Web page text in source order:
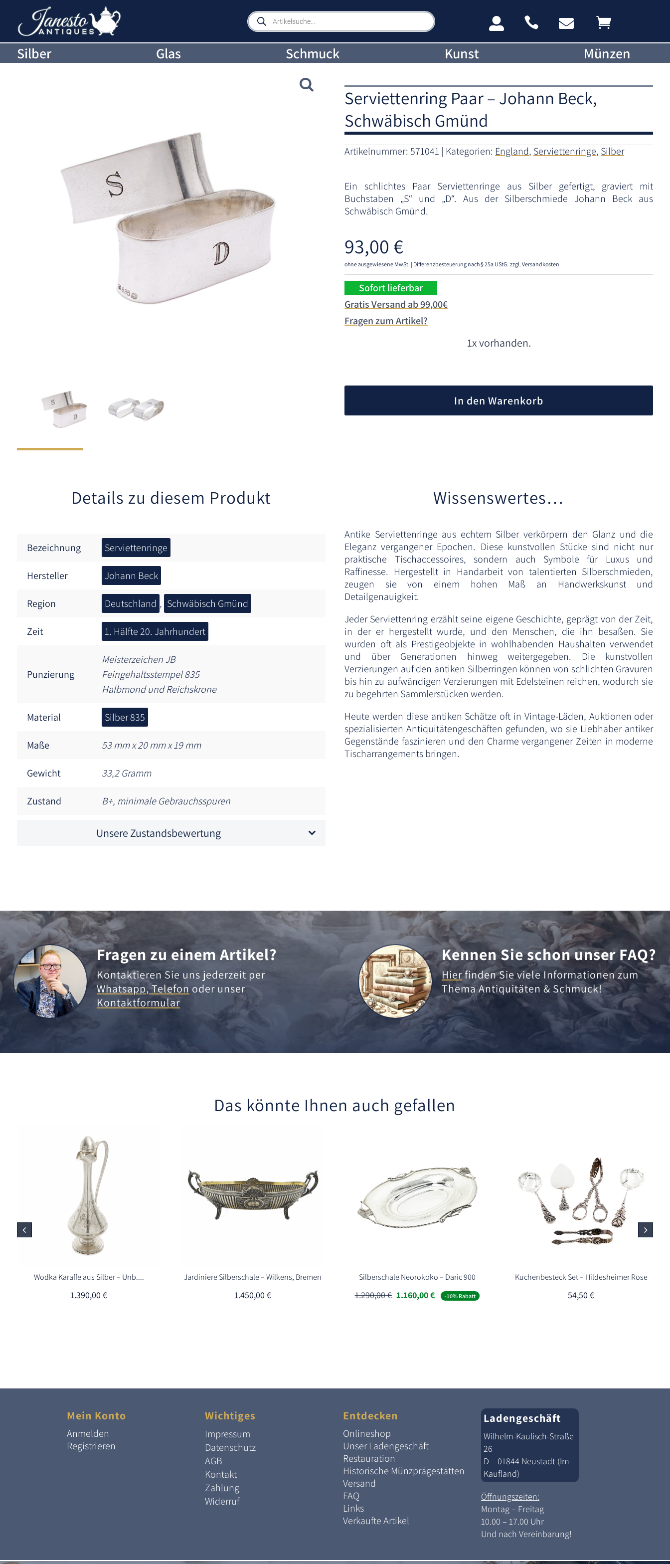
Products
search    
Silber Glas Schmuck Kunst Münzen
Serviettenring Paar – Johann Beck,
Schwäbisch Gmünd
Artikelnummer:571041 Kategorien: England, Serviettenringe, Silber
Ein schlichtes Paar Serviettenringe aus Silber gefertigt, graviert mit
Buchstaben „S“ und „D“. Aus der Silberschmiede Johann Beck aus
Schwäbisch Gmünd.
93,00 €
ohne ausgewiesene MwSt. | Differenzbesteuerung nach § 25a UStG. zzgl. Versandkosten
Sofort lieferbar
Gratis Versand ab 99,00€
Fragen zum Artikel?
1x vorhanden.
In den Warenkorb
Details zu diesem Produkt
Bezeichnung Serviettenringe
Hersteller Johann Beck
Region Deutschland , Schwäbisch Gmünd
Zeit 1. Hälfte 20. Jahrhundert
Punzierung
Meisterzeichen JB
Feingehaltsstempel 835
Halbmond und Reichskrone
Material Silber 835
Maße 53 mm x 20 mm x 19 mm
Gewicht 33,2 Gramm
Zustand B+, minimale Gebrauchsspuren
Unsere Zustandsbewertung
Wissenswertes…
Antike Serviettenringe aus echtem Silber verkörpern den Glanz und die
Eleganz vergangener Epochen. Diese kunstvollen Stücke sind nicht nur
praktische Tischaccessoires, sondern auch Symbole für Luxus und
Raffinesse. Hergestellt in Handarbeit von talentierten Silberschmieden,
zeugen sie von einem hohen Maß an Handwerkskunst und
Detailgenauigkeit.
Jeder Serviettenring erzählt seine eigene Geschichte, geprägt von der Zeit,
in der er hergestellt wurde, und den Menschen, die ihn besaßen. Sie
wurden oft als Prestigeobjekte in wohlhabenden Haushalten verwendet
und über Generationen hinweg weitergegeben. Die kunstvollen
Verzierungen auf den antiken Silberringen können von schlichten Gravuren
bis hin zu aufwändigen Verzierungen mit Edelsteinen reichen, wodurch sie
zu begehrten Sammlerstücken werden.
Heute werden diese antiken Schätze oft in Vintage-Läden, Auktionen oder
spezialisierten Antiquitätengeschäften gefunden, wo sie Liebhaber antiker
Gegenstände faszinieren und den Charme vergangener Zeiten in moderne
Tischarrangements bringen.
Fragen zu einem Artikel?
Kontaktieren Sie uns jederzeit per
Whatsapp,Telefonoder unser
Kontaktformular
Kennen Sie schon unser FAQ?
Hierfinden Sie viele Informationen zum
Thema Antiquitäten & Schmuck!
Das könnte Ihnen auch gefallen
Wodka Karaffe aus Silber – Unb....
1.390,00€
Jardiniere Silberschale – Wilkens, Bremen
1.450,00€
Silberschale Neorokoko – Daric 900
1.290,00€ Ursprünglicher
1.160,00€Aktueller
Preis
-10% Rabatt
Kuchenbesteck Set – Hildesheimer Rose
54,50€
Mein Konto
Anmelden
Registrieren
Wichtiges
Impressum
Datenschutz
AGB
Kontakt
Zahlung
Widerruf
Entdecken
Onlineshop
Unser Ladengeschäft
Restauration
Historische Münzprägestätten
Versand
FAQ
Links
Verkaufte Artikel
Ladengeschäft
Wilhelm-Kaulisch-Straße
26
D – 01844 Neustadt (Im
Kaufland)
Öffnungszeiten:
Montag – Freitag
10.00 – 17.00 Uhr
Und nach Vereinbarung!